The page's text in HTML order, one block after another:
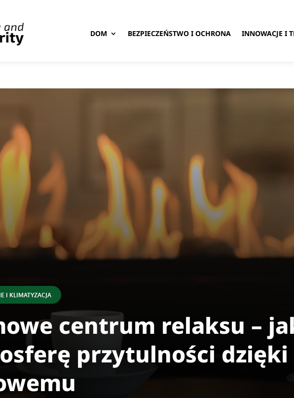
DOM BEZPIECZEŃSTWO I OCHRONA INNOWACJE I
I KLIMATYZACJA
centrum relaksu –
przytulności